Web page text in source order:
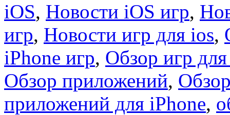
iOS, Новости iOS игр,
игр, Новости игр для ios,
iPhone игр, Обзор игр
Обзор приложений,
приложений для iPhone,